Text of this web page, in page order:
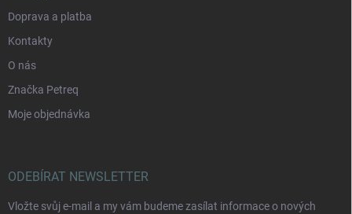
Doprava a platba
Kontakty
O nás
Značka Petreq
Moje objednávka
ODEBÍRAT NEWSLETTER
Vložte svůj e-mail a my vám budeme zasílat informace o nových